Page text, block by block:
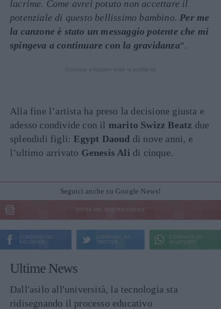
lacrime. Come avrei potuto non accettare il
potenziale di questo bellissimo bambino. Per me
la canzone è stato un messaggio potente che mi
spingeva a continuare con la gravidanza“.
Alla fine l’artista ha preso la decisione giusta e
adesso condivide con il marito Swizz Beatz due
splendidi figli:Egypt Daoud di nove anni, e
l’ultimo arrivato Genesis Ali di cinque.
Seguici anche su Google News!
ENTRA NEL NOSTRO CANALE
CONDIVIDI SU
FACEBOOK
CONDIVIDI SU
TWITTER
CONDIVIDI SU
WHATSAPP
Ultime News
Dall'asilo all'università, la tecnologia sta
ridisegnando il processo educativo